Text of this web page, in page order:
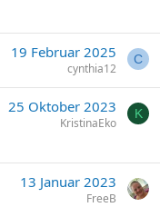
19 Februar 2025
cynthia12
C
25 Oktober 2023
KristinaEko
K
13 Januar 2023
FreeB